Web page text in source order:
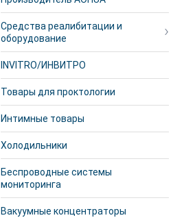
Средства реалибитации и
оборудование
INVITRO/ИНВИТРО
Товары для проктологии
Интимные товары
Холодильники
Беспроводные системы
мониторинга
Вакуумные концентраторы